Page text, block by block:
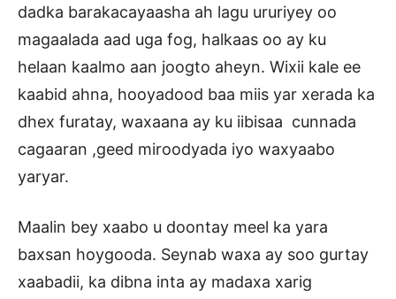
dadka barakacayaasha ah lagu ururiyey oo
magaalada aad uga fog, halkaas oo ay ku
helaan kaalmo aan joogto aheyn. Wixii kale ee
kaabid ahna, hooyadood baa miis yar xerada ka
dhex furatay, waxaana ay ku iibisaa cunnada
cagaaran ,geed miroodyada iyo waxyaabo
yaryar.
Maalin bey xaabo u doontay meel ka yara
baxsan hoygooda. Seynab waxa ay soo gurtay
xaabadii, ka dibna inta ay madaxa xarig